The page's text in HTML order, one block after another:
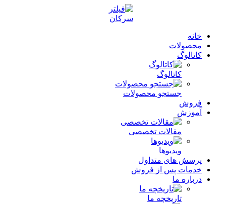
خانه
محصولات
کاتالوگ
کاتالوگ
جستجو محصولات
فروش
آموزش
مقالات تخصصی
ویدیوها
پرسش های متداول
خدمات پس از فروش
درباره ما
تاریخچه ما